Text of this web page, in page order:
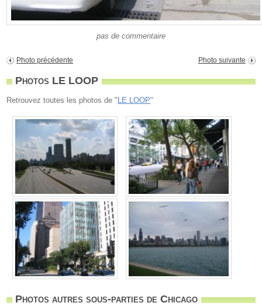
pas de commentaire
Photo précédente Photo suivante
Photos LE LOOP
Retrouvez toutes les photos de " LE LOOP"
Photos autres sous-parties de Chicago